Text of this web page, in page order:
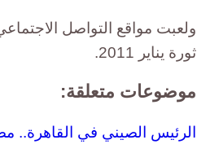
ولعبت مواقع التواصل
ثورة يناير 2011.
موضوعات متعلقة:
الرئيس الصيني في القاهرة..